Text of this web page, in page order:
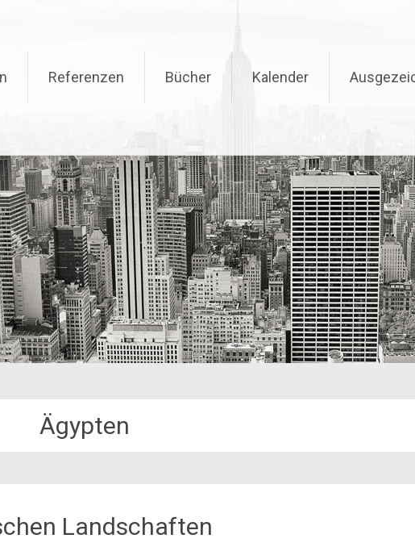
Referenzen Bücher Kalender
Ägypten
Landschaften